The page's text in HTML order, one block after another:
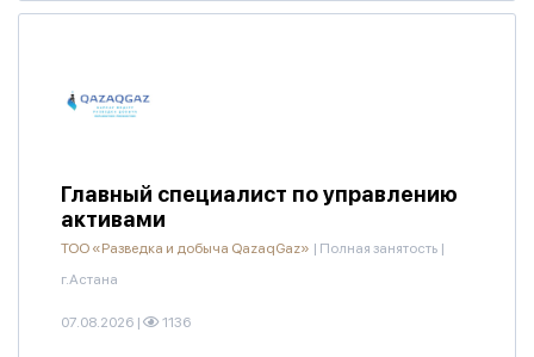
Главный специалист по управлению
активами
ТОО «Разведка и добыча QazaqGaz» | Полная занятость |
г.Астана
07.08.2026 | 1136